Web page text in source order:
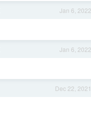
Jan 6, 2022
Jan 6, 2022
Dec 22, 2021